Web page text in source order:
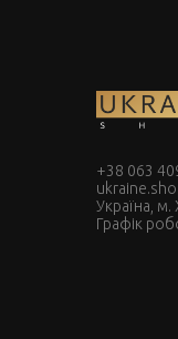
+38 063
Україна, м.
Графік